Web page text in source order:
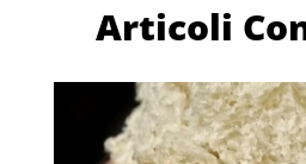
Articoli